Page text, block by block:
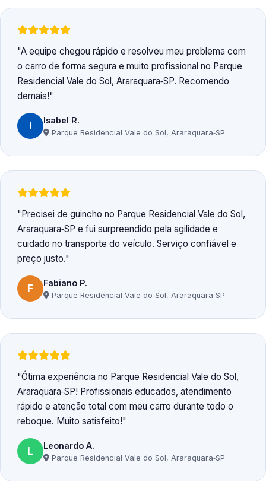
A equipe chegou rápido e resolveu meu problema com
o carro de forma segura e muito profissional no Parque
Residencial Vale do Sol, Araraquara‑SP. Recomendo
demais!
I Isabel R.
Parque Residencial Vale do Sol, Araraquara‑SP
Precisei de guincho no Parque Residencial Vale do Sol,
Araraquara‑SP e fui surpreendido pela agilidade e
cuidado no transporte do veículo. Serviço confiável e
preço justo.
F Fabiano P.
Parque Residencial Vale do Sol, Araraquara‑SP
Ótima experiência no Parque Residencial Vale do Sol,
Araraquara‑SP! Profissionais educados, atendimento
rápido e atenção total com meu carro durante todo o
reboque. Muito satisfeito!
L Leonardo A.
Parque Residencial Vale do Sol, Araraquara‑SP